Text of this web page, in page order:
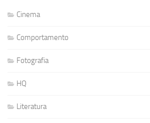
Cinema
Comportamento
Fotografia
HQ
Literatura